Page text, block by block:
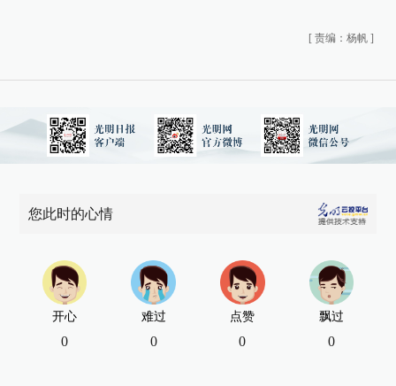
[ 责编：杨帆 ]
您此时的心情
开心
0
难过
0
点赞
0
飘过
0